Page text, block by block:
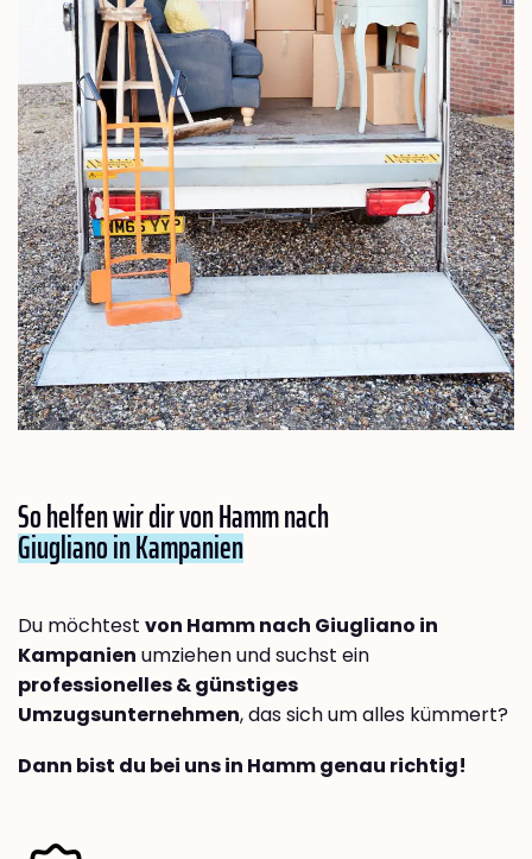
So helfen wir dir von Hamm nach
Giugliano in Kampanien
Du möchtest von Hamm nach Giugliano in
Kampanien umziehen und suchst ein
professionelles & günstiges
Umzugsunternehmen, das sich um alles kümmert?
Dann bist du bei uns in Hamm genau richtig!